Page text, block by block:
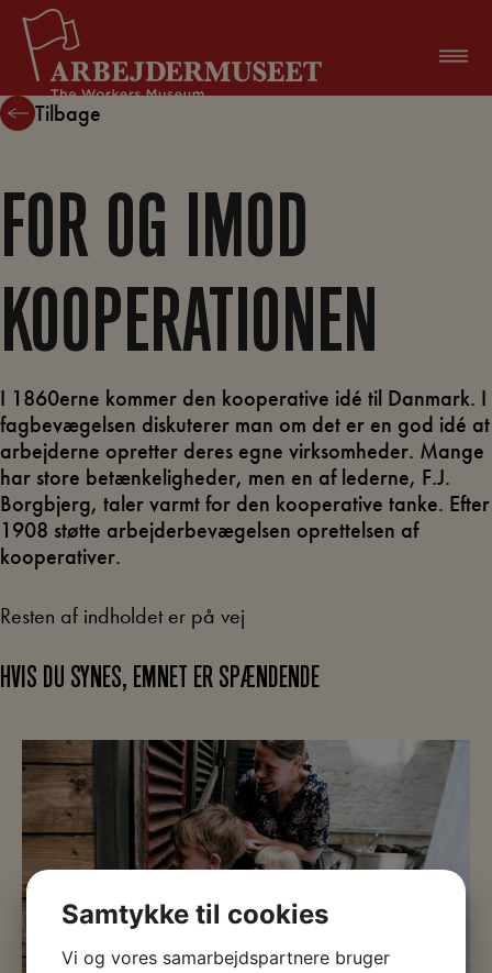
Hop
indholdet
Tilbage
FOR OG IMOD
KOOPERATIONEN
I 1860erne kommer den kooperative idé til Danmark. I
fagbevægelsen diskuterer man om det er en god idé at
arbejderne opretter deres egne virksomheder. Mange
har store betænkeligheder, men en af lederne, F.J.
Borgbjerg, taler varmt for den kooperative tanke. Efter
1908 støtte arbejderbevægelsen oprettelsen af
kooperativer.
Resten af indholdet er på vej
HVIS DU SYNES, EMNET ER SPÆNDENDE
Samtykke til cookies
Vi og vores samarbejdspartnere bruger